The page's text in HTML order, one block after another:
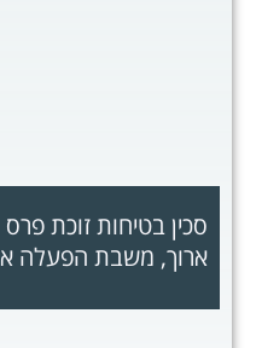
סכין בטיחות זוכת
ארוך, משבת הפעלה